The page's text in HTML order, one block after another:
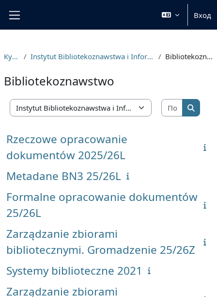
Вход
Курсы Instytut Bibliotekoznawstwa i Informacji Naukowej Bibliotekoznawstwo
Bibliotekoznawstwo
Категории курсов
Поиск
Поиск
Rzeczowe opracowanie
dokumentów 2025/26L
Metadane BN3 25/26L
Formalne opracowanie dokumentów
25/26L
Zarządzanie zbiorami
bibliotecznymi. Gromadzenie 25/26Z
Systemy biblioteczne 2021
Zarządzanie zbiorami